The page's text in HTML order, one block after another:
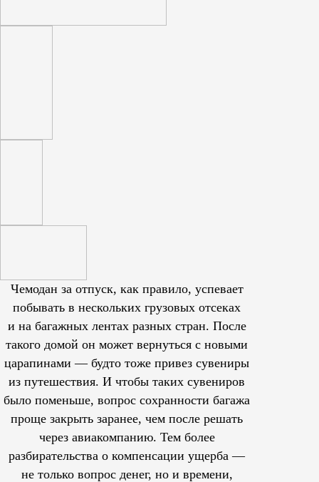
Чемодан за отпуск, как правило, успевает
побывать в нескольких грузовых отсеках
и на багажных лентах разных стран. После
такого домой он может вернуться с новыми
царапинами — будто тоже привез сувениры
из путешествия. И чтобы таких сувениров
было поменьше, вопрос сохранности багажа
проще закрыть заранее, чем после решать
через авиакомпанию. Тем более
разбирательства о компенсации ущерба —
не только вопрос денег, но и времени,